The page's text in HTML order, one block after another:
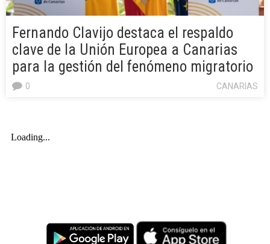
Fernando Clavijo destaca el respaldo
clave de la Unión Europea a Canarias
para la gestión del fenómeno migratorio
CANARIAS
0